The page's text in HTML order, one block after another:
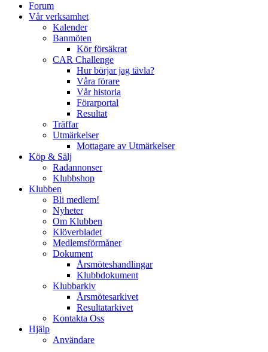
Forum
Vår verksamhet
Kalender
Banmöten
Kör försäkrat
CAR Challenge
Hur börjar jag tävla?
Våra förare
Vår historia
Förarportal
Resultat
Träffar
Utmärkelser
Mottagare av Utmärkelser
Köp & Sälj
Radannonser
Klubbshop
Klubben
Bli medlem!
Nyheter
Om Klubben
Klöverbladet
Medlemsförmåner
Dokument
Årsmöteshandlingar
Klubbdokument
Klubbarkiv
Årsmötesarkivet
Resultatarkivet
Kontakta Oss
Hjälp
Användare